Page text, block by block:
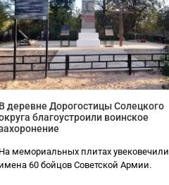
В деревне Дорогостицы Солецкого
благоустроили воинское
На мемориальных плитах увековечили
имена 60 бойцов Советской Армии.